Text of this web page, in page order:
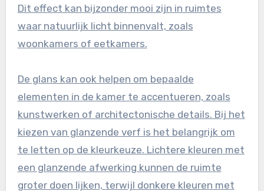
Dit effect kan bijzonder mooi zijn in ruimtes
waar natuurlijk licht binnenvalt, zoals
woonkamers of eetkamers.
De glans kan ook helpen om bepaalde
elementen in de kamer te accentueren, zoals
kunstwerken of architectonische details. Bij het
kiezen van glanzende verf is het belangrijk om
te letten op de kleurkeuze. Lichtere kleuren met
een glanzende afwerking kunnen de ruimte
groter doen lijken, terwijl donkere kleuren met